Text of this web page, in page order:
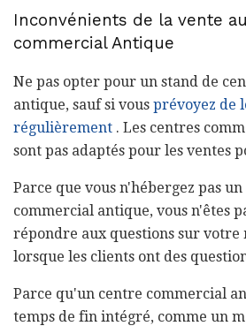
Inconvénients de la vente
commercial Antique
Ne pas opter pour un stand de
antique, sauf si vous prévoyez de
régulièrement . Les centres
sont pas adaptés pour les ventes
Parce que vous n'hébergez pas
commercial antique, vous n'êtes
répondre aux questions sur votre
lorsque les clients ont des
Parce qu'un centre commercial
temps de fin intégré, comme un